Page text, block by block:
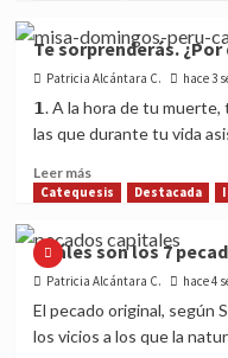
¿Quieres
ser
santo?
sigue
estas
para
lograrlo
Te sorprenderás. ¿Por
Patricia Alcántara C. hace 3
𝟭. A la hora de tu muerte,
las que durante tu vida
Leer másRead
more
Te
sorprenderás.
¿Por
qué
Catequesis Destacada
Cuáles son los 7
Patricia Alcántara C. hace 4
El pecado original, según
los vicios a los que la